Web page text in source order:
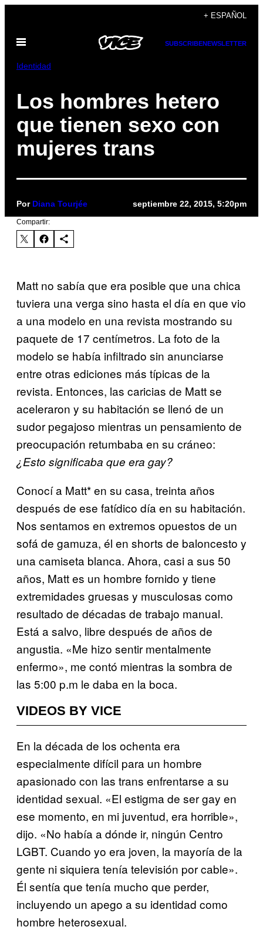
contenido
+ ESPAÑOL
Abrir
SUBSCRIBENEWSLETTER
Identidad
Los hombres hetero
que tienen sexo con
mujeres trans
Por Diana Tourjée septiembre 22, 2015, 5:20pm
Compartir:
Matt no sabía que era posible que una chica
tuviera una verga sino hasta el día en que vio
a una modelo en una revista mostrando su
paquete de 17 centímetros. La foto de la
modelo se había infiltrado sin anunciarse
entre otras ediciones más típicas de la
revista. Entonces, las caricias de Matt se
aceleraron y su habitación se llenó de un
sudor pegajoso mientras un pensamiento de
preocupación retumbaba en su cráneo:
¿Esto significaba que era gay?
Conocí a Matt* en su casa, treinta años
después de ese fatídico día en su habitación.
Nos sentamos en extremos opuestos de un
sofá de gamuza, él en shorts de baloncesto y
una camiseta blanca. Ahora, casi a sus 50
años, Matt es un hombre fornido y tiene
extremidades gruesas y musculosas como
resultado de décadas de trabajo manual.
Está a salvo, libre después de años de
angustia. «Me hizo sentir mentalmente
enfermo», me contó mientras la sombra de
las 5:00 p.m le daba en la boca.
VIDEOS BY VICE
En la década de los ochenta era
especialmente difícil para un hombre
apasionado con las trans enfrentarse a su
identidad sexual. «El estigma de ser gay en
ese momento, en mi juventud, era horrible»,
dijo. «No había a dónde ir, ningún Centro
LGBT. Cuando yo era joven, la mayoría de la
gente ni siquiera tenía televisión por cable».
Él sentía que tenía mucho que perder,
incluyendo un apego a su identidad como
hombre heterosexual.